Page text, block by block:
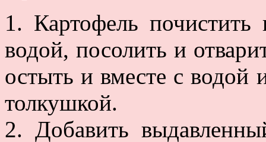
1. Картофель
водой, посолить и
остыть и вместе с водой
толкушкой.
2. Добавить